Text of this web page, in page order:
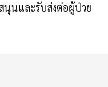
นและรับส่งต่อผู้ป่วย